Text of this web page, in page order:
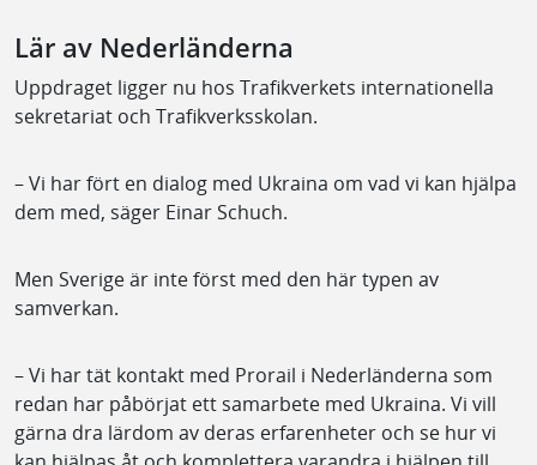
Lär av Nederländerna
Uppdraget ligger nu hos Trafikverkets internationella
sekretariat och Trafikverksskolan.
– Vi har fört en dialog med Ukraina om vad vi kan hjälpa
dem med, säger Einar Schuch.
Men Sverige är inte först med den här typen av
samverkan.
– Vi har tät kontakt med Prorail i Nederländerna som
redan har påbörjat ett samarbete med Ukraina. Vi vill
gärna dra lärdom av deras erfarenheter och se hur vi